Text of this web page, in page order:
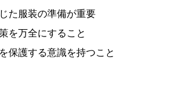
た服装の準備が重要
を万全にすること
保護する意識を持つこと